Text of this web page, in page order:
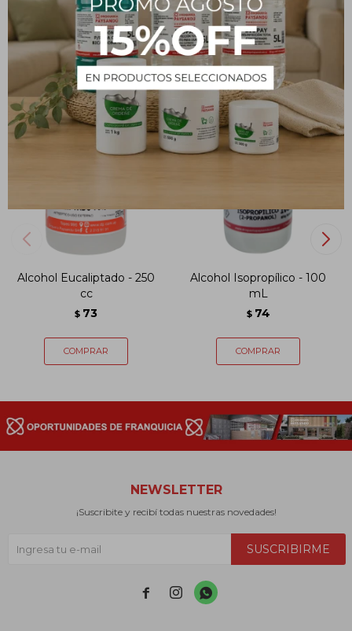
PRODUCTOS QUE TE PUEDEN INTERESAR
Alcohol Eucaliptado - 250
cc
$ 73
Alcohol Isopropílico - 100
mL
$ 74
NEWSLETTER
¡Suscribite y recibí todas nuestras novedades!
SUSCRIBIRME
  